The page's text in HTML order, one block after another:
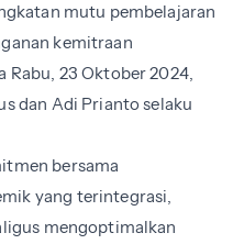
mutu pembelajaran
kemitraan
Rabu, 23 Oktober 2024,
dan Adi Prianto selaku
bersama
yang terintegrasi,
mengoptimalkan